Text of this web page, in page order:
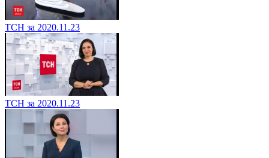
ТСН за 2020.11.23
ТСН за 2020.11.23